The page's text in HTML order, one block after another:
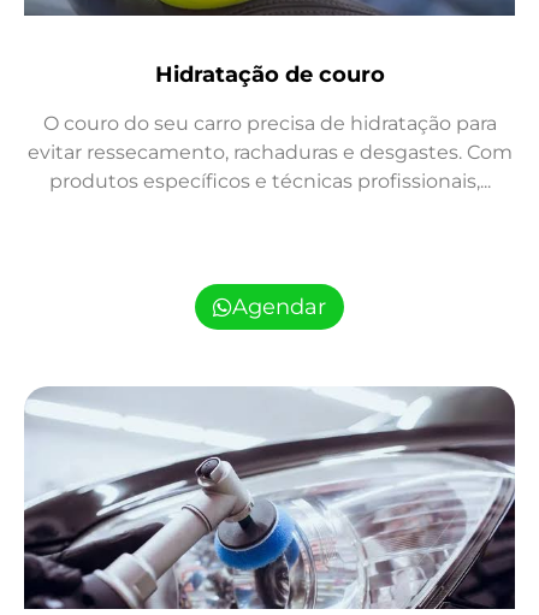
Hidratação de couro
O couro do seu carro precisa de hidratação para
evitar ressecamento, rachaduras e desgastes. Com
produtos específicos e técnicas profissionais,...
Agendar